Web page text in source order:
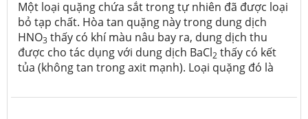
Một loại quặng chứa sắt trong tự nhiên đã được loại
bỏ tạp chất. Hòa tan quặng này trong dung dịch
HNO3 thấy có khí màu nâu bay ra, dung dịch thu
được cho tác dụng với dung dịch BaCl2 thấy có kết
tủa (không tan trong axit mạnh). Loại quặng đó là